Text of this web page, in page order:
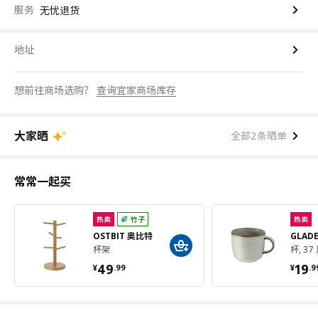
服务 无忧退货
地址
想前往商场选购？ 查询宜家商场库存
大家晒 全部2条晒单
常常一起买
热卖 竹子
OSTBIT 奥比特
杯架
¥49.99
¥ 49.99
热卖
杯, 37
¥19.
¥